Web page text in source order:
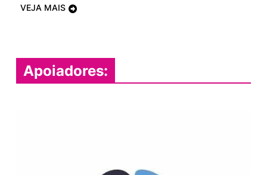
Apoiadores:
VEJA MAIS